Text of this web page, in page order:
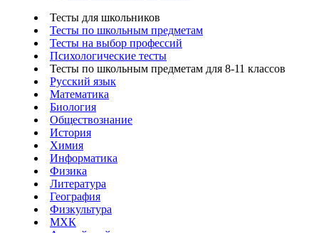
Тесты для школьников
Тесты по школьным предметам
Тесты на выбор профессий
Психологические тесты
Тесты по школьным предметам для 8-11 классов
Русский язык
Математика
Биология
Обществознание
История
Химия
Информатика
Физика
Литература
География
Физкультура
МХК